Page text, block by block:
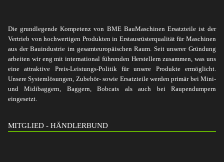
Die grundlegende Kompetenz von BME BauMaschinen Ersatzteile ist der
Vertrieb von hochwertigen Produkten in Erstausrüsterqualität für Maschinen
aus der Bauindustrie im gesamteuropäischen Raum. Seit unserer Gründung
arbeiten wir eng mit international führenden Herstellern zusammen, was uns
eine attraktive Preis-Leistungs-Politik für unsere Produkte ermöglicht.
Unsere Systemlösungen, Zubehör- sowie Ersatzteile werden primär bei Mini-
und Midibaggern, Baggern, Bobcats als auch bei Raupendumpern
eingesetzt.
MITGLIED - HÄNDLERBUND